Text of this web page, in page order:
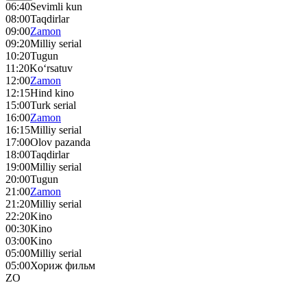
06:40Sevimli kun
08:00Taqdirlar
09:00Zamon
09:20Milliy serial
10:20Tugun
11:20Ko‘rsatuv
12:00Zamon
12:15Hind kino
15:00Turk serial
16:00Zamon
16:15Milliy serial
17:00Olov pazanda
18:00Taqdirlar
19:00Milliy serial
20:00Tugun
21:00Zamon
21:20Milliy serial
22:20Kino
00:30Kino
03:00Kino
05:00Milliy serial
05:00Хориж фильм
ZO